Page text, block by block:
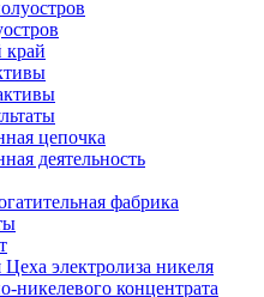
край
цепочка
деятельность
фабрика
электролиза никеля
никелевого концентрата